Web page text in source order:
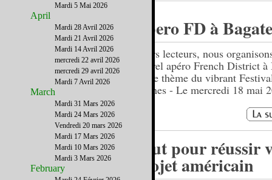
Apero FD à
Chers lecteurs, nous
nouvel apéro French District
sur le thème du vibrant
Cannes - Le mercredi 18 mai
Tout pour réussir
projet américain
Mardi 5 Mai 2026
April
Mardi 28 Avril 2026
Mardi 21 Avril 2026
Mardi 14 Avril 2026
mercredi 22 avril 2026
mercredi 29 avril 2026
Mardi 7 Avril 2026
March
Mardi 31 Mars 2026
Mardi 24 Mars 2026
Vendredi 20 mars 2026
Mardi 17 Mars 2026
Mardi 10 Mars 2026
Mardi 3 Mars 2026
February